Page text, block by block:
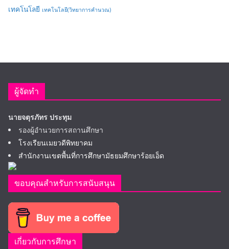
เทคโนโลยี เทคโนโลยี(วิทยาการคำนวณ)
ผู้จัดทำ
นายจตุรภัทร ประทุม
รองผู้อำนวยการสถานศึกษา
โรงเรียนเมยวดีพิทยาคม
สำนักงานเขตพื้นที่การศึกษามัธยมศึกษาร้อยเอ็ด
ขอบคุณสำหรับการสนับสนุน
เกี่ยวกับการศึกษา